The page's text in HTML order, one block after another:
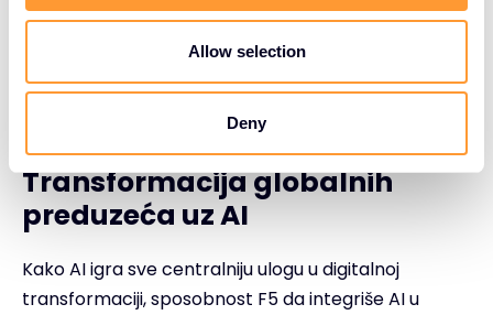
Allow selection
Deny
Transformacija globalnih
preduzeća uz AI
Kako AI igra sve centralniju ulogu u digitalnoj
transformaciji, sposobnost F5 da integriše AI u